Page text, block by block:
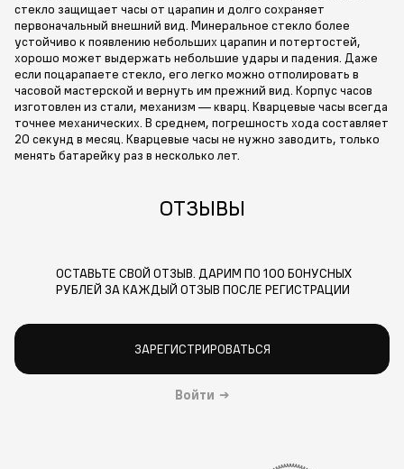
стекло защищает часы от царапин и долго сохраняет
первоначальный внешний вид. Минеральное стекло более
устойчиво к появлению небольших царапин и потертостей,
хорошо может выдержать небольшие удары и падения. Даже
если поцарапаете стекло, его легко можно отполировать в
часовой мастерской и вернуть им прежний вид. Корпус часов
изготовлен из стали, механизм — кварц. Кварцевые часы всегда
точнее механических. В среднем, погрешность хода составляет
20 секунд в месяц. Кварцевые часы не нужно заводить, только
менять батарейку раз в несколько лет.
ОТЗЫВЫ
ОСТАВЬТЕ СВОЙ ОТЗЫВ. ДАРИМ ПО 100 БОНУСНЫХ
РУБЛЕЙ ЗА КАЖДЫЙ ОТЗЫВ ПОСЛЕ РЕГИСТРАЦИИ
ЗАРЕГИСТРИРОВАТЬСЯ
Войти →